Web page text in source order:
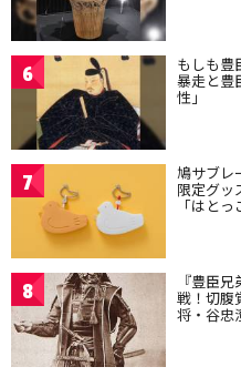
6 もしも豊
暴走と豊
性」
7 鳩サブレ
限定グッ
「はとっ
8 『豊臣
戦！切腹
将・谷忠